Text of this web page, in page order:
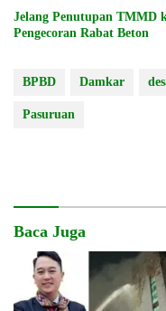
Jelang Penutupan TMMD
Pengecoran Rabat Beton
BPBD Damkar
Pasuruan
Baca Juga